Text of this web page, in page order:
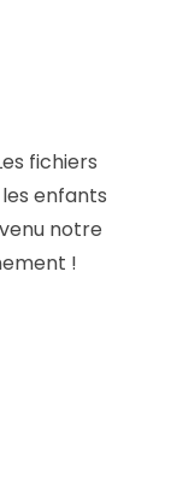
fichiers
enfants
notre
!